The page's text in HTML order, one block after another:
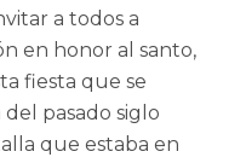
a todos a
en honor al santo,
fiesta que se
pasado siglo
que estaba en